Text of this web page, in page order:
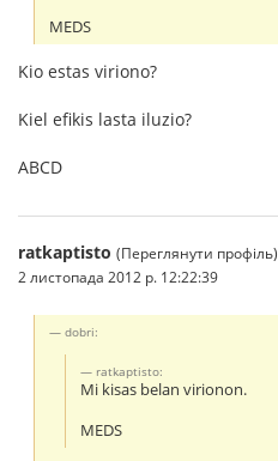
MEDS
Kio estas viriono?
Kiel efikis lasta iluzio?
ABCD
ratkaptisto (Переглянути профіль)
2 листопада 2012 р. 12:22:39
dobri:
ratkaptisto:
Mi kisas belan virionon.
MEDS